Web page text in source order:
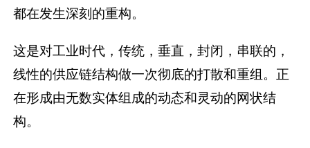
都在发生深刻的重构。
这是对工业时代，传统，垂直，封闭，串联的，
线性的供应链结构做一次彻底的打散和重组。正
在形成由无数实体组成的动态和灵动的网状结
构。